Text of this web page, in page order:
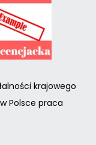
krajowego
Polsce praca